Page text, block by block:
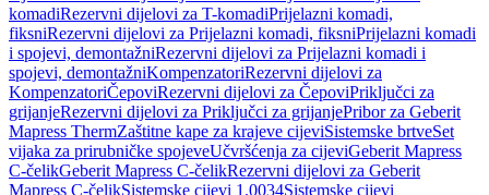
komadiRezervni dijelovi za T-komadiPrijelazni komadi,
fiksniRezervni dijelovi za Prijelazni komadi, fiksniPrijelazni komadi
i spojevi, demontažniRezervni dijelovi za Prijelazni komadi i
spojevi, demontažniKompenzatoriRezervni dijelovi za
KompenzatoriČepoviRezervni dijelovi za ČepoviPriključci za
grijanjeRezervni dijelovi za Priključci za grijanjePribor za Geberit
Mapress ThermZaštitne kape za krajeve cijeviSistemske brtveSet
vijaka za prirubničke spojeveUčvršćenja za cijeviGeberit Mapress
C-čelikGeberit Mapress C-čelikRezervni dijelovi za Geberit
Mapress C-čelikSistemske cijevi 1.0034Sistemske cijevi